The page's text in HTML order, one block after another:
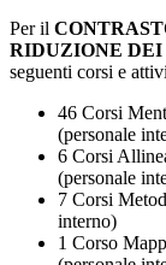
Per il
RIDUZIONE
seguenti corsi e
46 Corsi
(personale
6 Corsi
(personale
7 Corsi
interno)
1 Corso